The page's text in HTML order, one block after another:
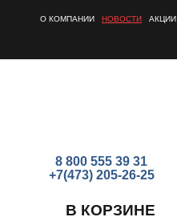
О КОМПАНИИ НОВОСТИ АКЦИИ
8 800 555 39 31
+7(473) 205-26-25
В КОРЗИНЕ